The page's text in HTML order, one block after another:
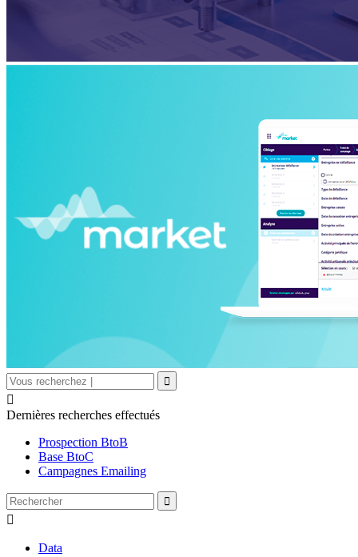

Dernières recherches effectués
Prospection BtoB
Base BtoC
Campagnes Emailing

Data